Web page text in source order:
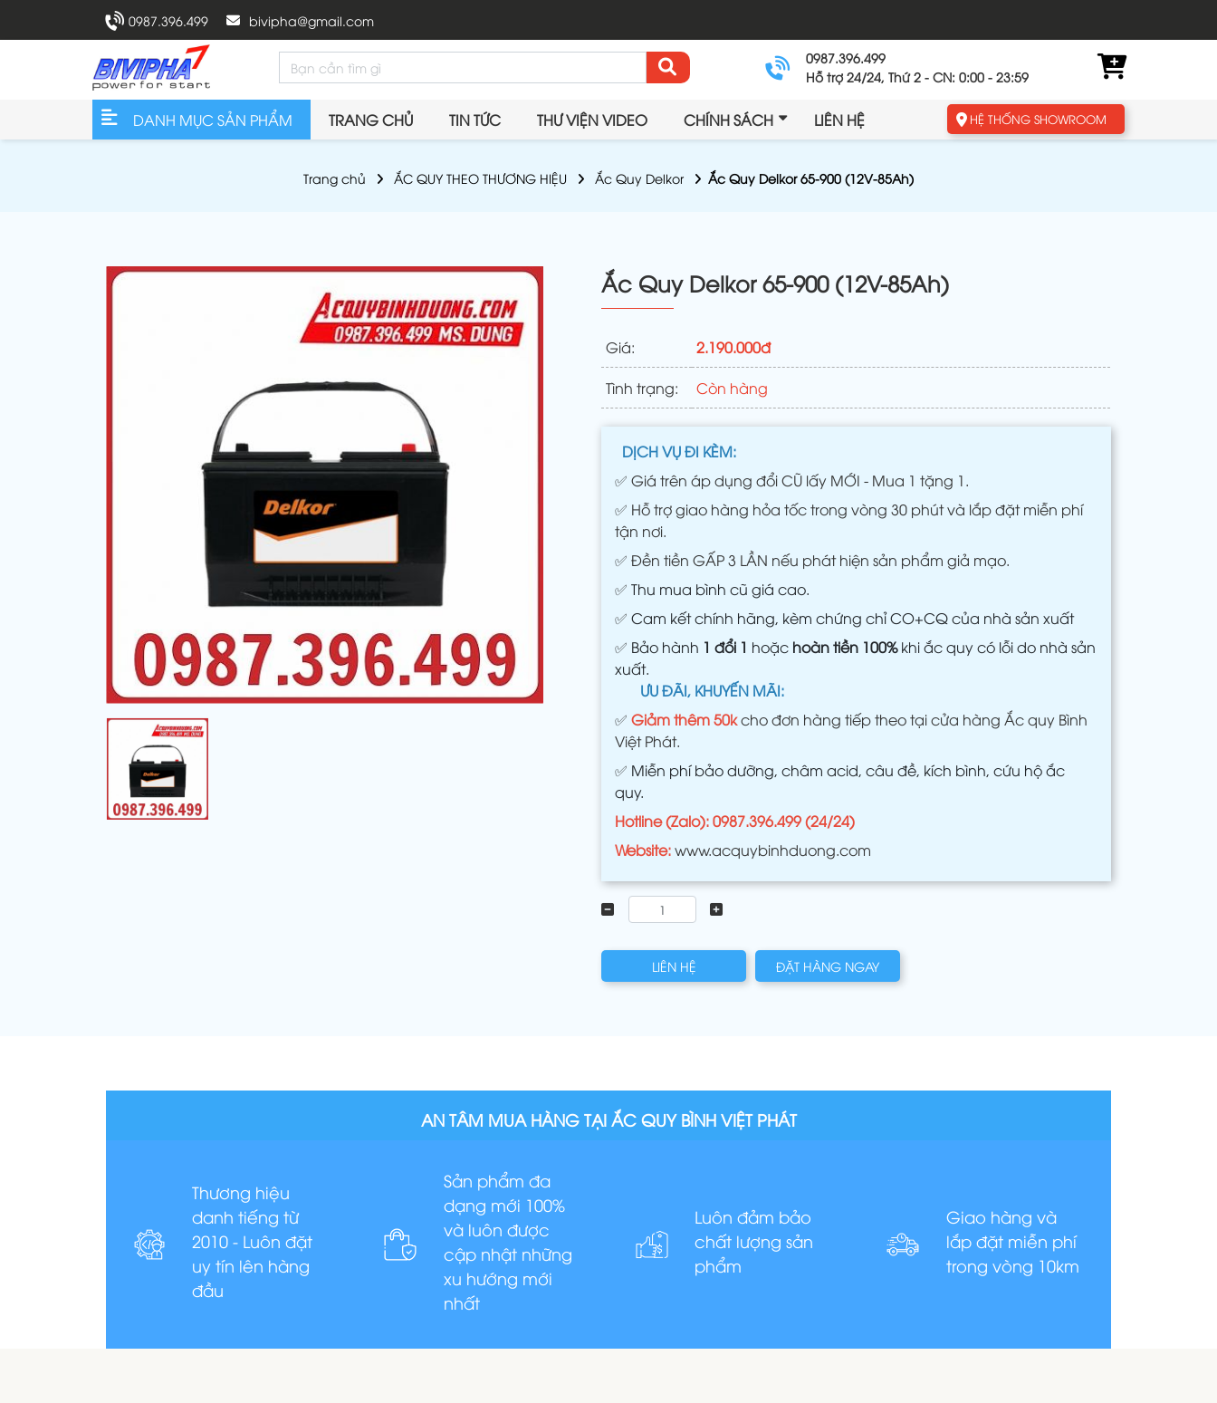
0987.396.499 bivipha@gmail.com
0987.396.499
Hỗ trợ 24/24, Thứ 2 - CN: 0:00 - 23:59
DANH MỤC SẢN PHẨM TRANG CHỦ TIN TỨC THƯ VIỆN VIDEO CHÍNH SÁCH LIÊN HỆ HỆ THỐNG SHOWROOM
Trang chủ ẮC QUY THEO THƯƠNG HIỆU Ắc Quy Delkor Ắc Quy Delkor 65-900 (12V-85Ah)
Ắc Quy Delkor 65-900 (12V-85Ah)
Giá: 2.190.000đ
Tình trạng: Còn hàng
DỊCH VỤ ĐI KÈM:
✅Giá trên áp dụng đổi CŨ lấy MỚI - Mua 1 tặng 1.
✅ Hỗ trợ giao hàng hỏa tốc trong vòng 30 phút và lắp đặt miễn phí
tận nơi.
✅Đền tiền GẤP 3 LẦN nếu phát hiện sản phẩm giả mạo.
✅Thu mua bình cũ giá cao.
✅Cam kết chính hãng, kèm chứng chỉ CO+CQ của nhà sản xuất
✅ Bảo hành 1 đổi 1 hoặc hoàn tiền 100%khi ắc quy có lỗi do nhà sản
xuất.
ƯU ĐÃI, KHUYẾN MÃI:
✅Giảm thêm 50kcho đơn hàng tiếp theo tại cửa hàng Ắc quy Bình
Việt Phát.
✅ Miễn phí bảo dưỡng, châm acid, câu đề, kích bình, cứu hộ ắc
quy.
Hotline (Zalo): 0987.396.499 (24/24)
Website:www.acquybinhduong.com
LIÊN HỆ ĐẶT HÀNG NGAY
AN TÂM MUA HÀNG TẠI ẮC QUY BÌNH VIỆT PHÁT
Thương hiệu
danh tiếng từ
2010 - Luôn đặt
uy tín lên hàng
đầu
Sản phẩm đa
dạng mới 100%
và luôn được
cập nhật những
xu hướng mới
nhất
Luôn đảm bảo
chất lượng sản
phẩm
Giao hàng và
lắp đặt miễn phí
trong vòng 10km